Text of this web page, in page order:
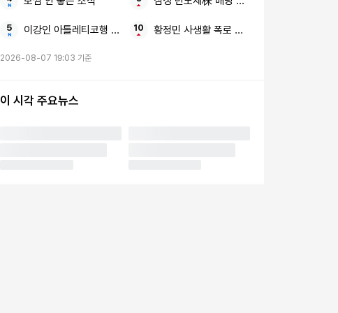
이강인 아틀레티코행 2023-24시즌황정민 사생활 폭로 임신 축하 전화
2026-08-07 19:03 기준
이 시각 주요뉴스